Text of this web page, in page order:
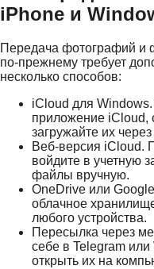
iPhone и
Передача фотографий и
по-прежнему требует
несколько способов:
iCloud для
приложение iCloud,
загружайте их
Веб-версия iCloud.
войдите в учетную
файлы вручную.
OneDrive или
облачное
любого устройства.
Пересылка через
себе в Telegram
открыть их на